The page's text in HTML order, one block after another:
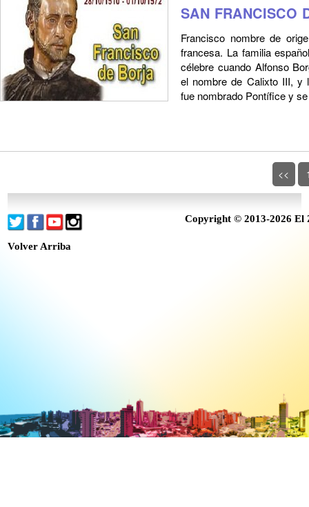
SAN FRANCISCO
Francisco nombre de
francesa. La familia
célebre cuando Alfonso
el nombre de Calixto III, y
fue nombrado Pontífice y
<<
Copyright © 2013-2026 El
Volver Arriba